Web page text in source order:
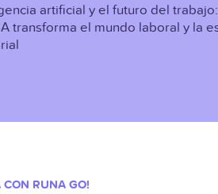
artificial y el futuro del
transforma el mundo laboral y la
CON RUNA GO!